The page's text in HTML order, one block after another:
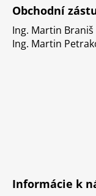
Obchodní
Ing. Martin
Ing. Martin
Informácie k